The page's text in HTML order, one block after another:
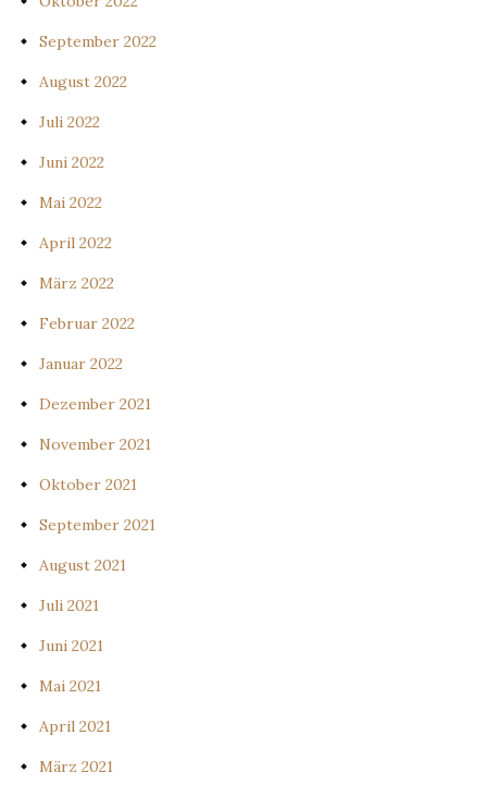
September 2022
August 2022
Juli 2022
Juni 2022
Mai 2022
April 2022
März 2022
Februar 2022
Januar 2022
Dezember 2021
November 2021
Oktober 2021
September 2021
August 2021
Juli 2021
Juni 2021
Mai 2021
April 2021
März 2021